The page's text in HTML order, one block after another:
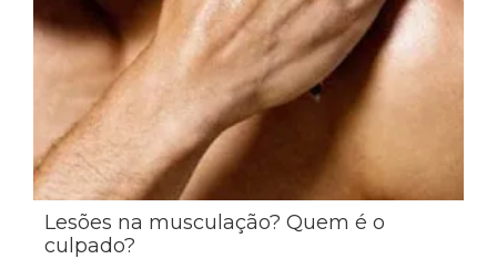
Lesões na musculação? Quem é o
culpado?